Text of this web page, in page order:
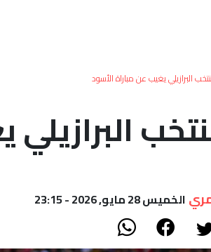
البرازيلي يغيب عن مباراة الأسود
الخميس 28 مايو, 2026 - 23:15